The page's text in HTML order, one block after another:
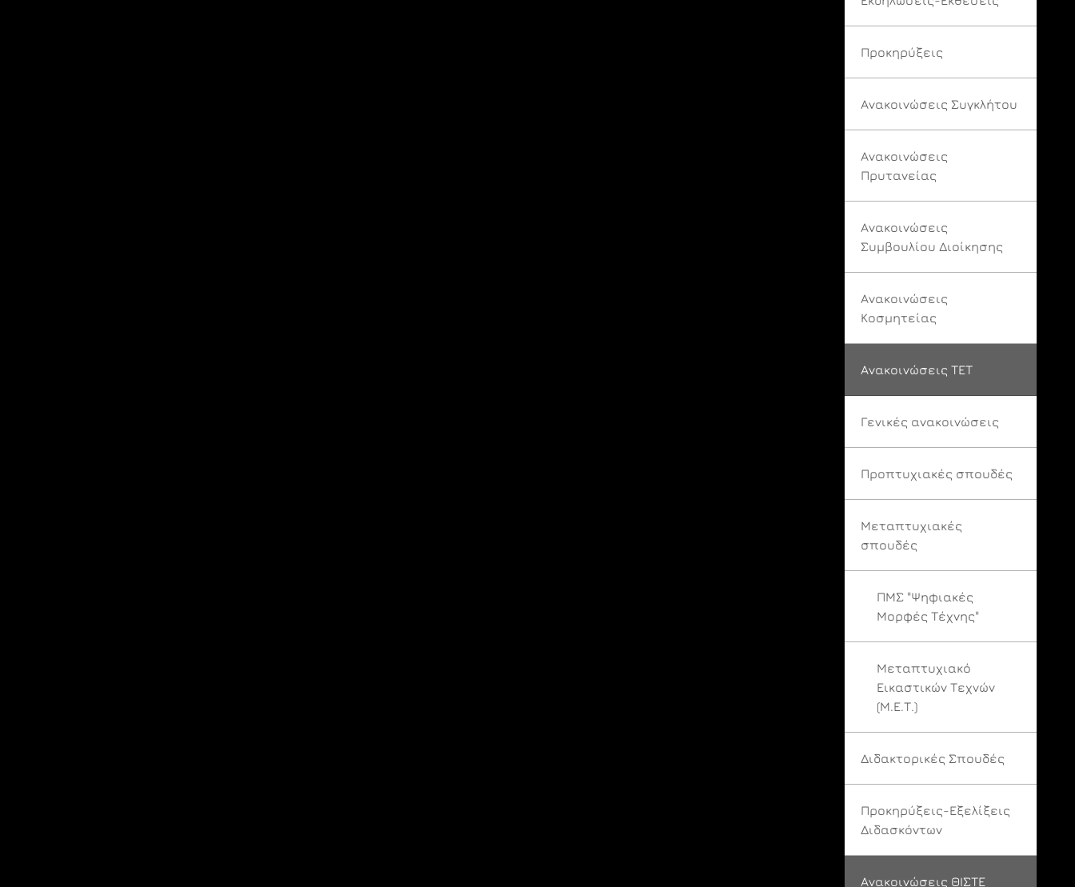
Προκηρύξεις
Ανακοινώσεις Συγκλήτου
Ανακοινώσεις
Πρυτανείας
Ανακοινώσεις
Συμβουλίου Διοίκησης
Ανακοινώσεις
Κοσμητείας
Ανακοινώσεις ΤΕΤ
Γενικές ανακοινώσεις
Προπτυχιακές σπουδές
Μεταπτυχιακές
σπουδές
ΠΜΣ "Ψηφιακές
Μορφές Τέχνης"
Μεταπτυχιακό
Εικαστικών Τεχνών
(Μ.Ε.Τ.)
Διδακτορικές Σπουδές
Προκηρύξεις-Εξελίξεις
Διδασκόντων
Ανακοινώσεις ΘΙΣΤΕ